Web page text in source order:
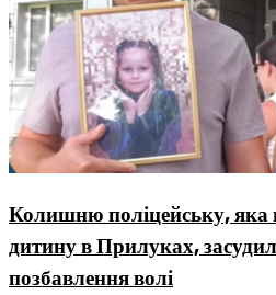
Колишню поліцейську, яка
дитину в Прилуках,
позбавлення волі